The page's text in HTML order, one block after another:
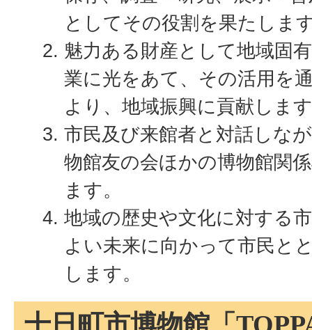
としてその役割を果たしま
魅力ある財産として地域固
業に光をあて、その活用を
より、地域振興に貢献しま
市民及び来館者と対話しな
物館友の会ほかの博物館関
ます。
地域の歴史や文化に対する
よい未来に向かって市民と
します。